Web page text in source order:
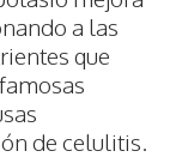
a las
que
de celulitis.